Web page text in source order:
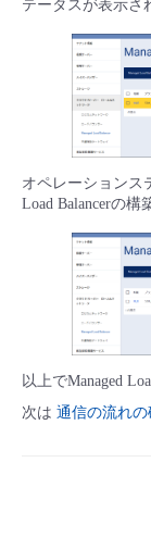
テータスが表示さ
オペレーションス
Load Balancerの構
以上でManaged
次は 通信の流れの